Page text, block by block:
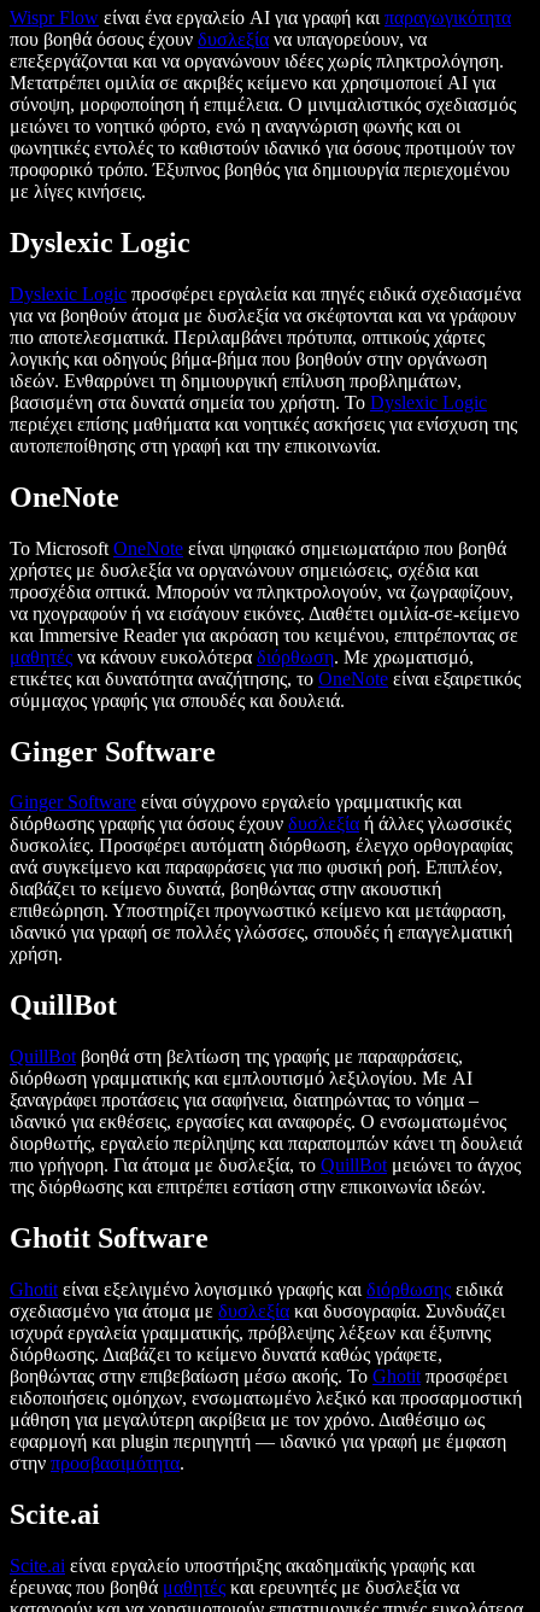
Wispr Flow είναι ένα εργαλείο AI για γραφή και παραγωγικότητα
που βοηθά όσους έχουν δυσλεξία να υπαγορεύουν, να
επεξεργάζονται και να οργανώνουν ιδέες χωρίς πληκτρολόγηση.
Μετατρέπει ομιλία σε ακριβές κείμενο και χρησιμοποιεί AI για
σύνοψη, μορφοποίηση ή επιμέλεια. Ο μινιμαλιστικός σχεδιασμός
μειώνει το νοητικό φόρτο, ενώ η αναγνώριση φωνής και οι
φωνητικές εντολές το καθιστούν ιδανικό για όσους προτιμούν τον
προφορικό τρόπο. Έξυπνος βοηθός για δημιουργία περιεχομένου
με λίγες κινήσεις.
Dyslexic Logic
Dyslexic Logic προσφέρει εργαλεία και πηγές ειδικά σχεδιασμένα
για να βοηθούν άτομα με δυσλεξία να σκέφτονται και να γράφουν
πιο αποτελεσματικά. Περιλαμβάνει πρότυπα, οπτικούς χάρτες
λογικής και οδηγούς βήμα-βήμα που βοηθούν στην οργάνωση
ιδεών. Ενθαρρύνει τη δημιουργική επίλυση προβλημάτων,
βασισμένη στα δυνατά σημεία του χρήστη. Το Dyslexic Logic
περιέχει επίσης μαθήματα και νοητικές ασκήσεις για ενίσχυση της
αυτοπεποίθησης στη γραφή και την επικοινωνία.
OneNote
Το Microsoft OneNote είναι ψηφιακό σημειωματάριο που βοηθά
χρήστες με δυσλεξία να οργανώνουν σημειώσεις, σχέδια και
προσχέδια οπτικά. Μπορούν να πληκτρολογούν, να ζωγραφίζουν,
να ηχογραφούν ή να εισάγουν εικόνες. Διαθέτει ομιλία-σε-κείμενο
και Immersive Reader για ακρόαση του κειμένου, επιτρέποντας σε
μαθητές να κάνουν ευκολότερα διόρθωση. Με χρωματισμό,
ετικέτες και δυνατότητα αναζήτησης, το OneNote είναι εξαιρετικός
σύμμαχος γραφής για σπουδές και δουλειά.
Ginger Software
Ginger Software είναι σύγχρονο εργαλείο γραμματικής και
διόρθωσης γραφής για όσους έχουν δυσλεξία ή άλλες γλωσσικές
δυσκολίες. Προσφέρει αυτόματη διόρθωση, έλεγχο ορθογραφίας
ανά συγκείμενο και παραφράσεις για πιο φυσική ροή. Επιπλέον,
διαβάζει το κείμενο δυνατά, βοηθώντας στην ακουστική
επιθεώρηση. Υποστηρίζει προγνωστικό κείμενο και μετάφραση,
ιδανικό για γραφή σε πολλές γλώσσες, σπουδές ή επαγγελματική
χρήση.
QuillBot
QuillBot βοηθά στη βελτίωση της γραφής με παραφράσεις,
διόρθωση γραμματικής και εμπλουτισμό λεξιλογίου. Με AI
ξαναγράφει προτάσεις για σαφήνεια, διατηρώντας το νόημα –
ιδανικό για εκθέσεις, εργασίες και αναφορές. Ο ενσωματωμένος
διορθωτής, εργαλείο περίληψης και παραπομπών κάνει τη δουλειά
πιο γρήγορη. Για άτομα με δυσλεξία, το QuillBot μειώνει το άγχος
της διόρθωσης και επιτρέπει εστίαση στην επικοινωνία ιδεών.
Ghotit Software
Ghotit είναι εξελιγμένο λογισμικό γραφής και διόρθωσης ειδικά
σχεδιασμένο για άτομα με δυσλεξία και δυσογραφία. Συνδυάζει
ισχυρά εργαλεία γραμματικής, πρόβλεψης λέξεων και έξυπνης
διόρθωσης. Διαβάζει το κείμενο δυνατά καθώς γράφετε,
βοηθώντας στην επιβεβαίωση μέσω ακοής. Το Ghotit προσφέρει
ειδοποιήσεις ομόηχων, ενσωματωμένο λεξικό και προσαρμοστική
μάθηση για μεγαλύτερη ακρίβεια με τον χρόνο. Διαθέσιμο ως
εφαρμογή και plugin περιηγητή — ιδανικό για γραφή με έμφαση
στην προσβασιμότητα.
Scite.ai
Scite.ai είναι εργαλείο υποστήριξης ακαδημαϊκής γραφής και
έρευνας που βοηθά μαθητές και ερευνητές με δυσλεξία να